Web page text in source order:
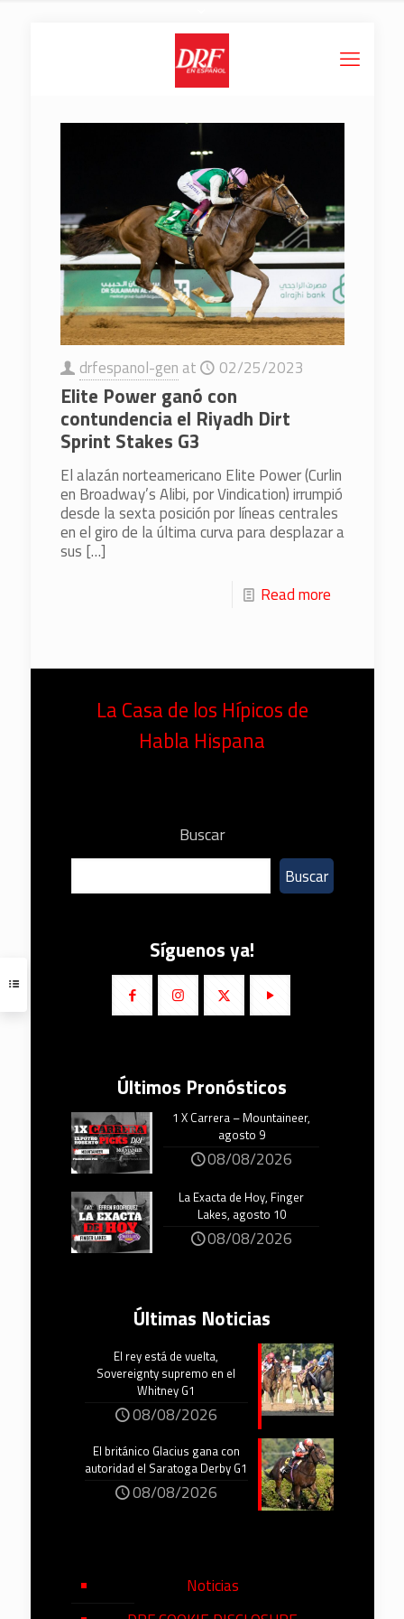
drfespanol-gen at 02/25/2023
Elite Power ganó con
contundencia el Riyadh Dirt
Sprint Stakes G3
El alazán norteamericano Elite Power (Curlin
en Broadway’s Alibi, por Vindication) irrumpió
desde la sexta posición por líneas centrales
en el giro de la última curva para desplazar a
sus […]
Read more
La Casa de los Hípicos de
Habla Hispana
Buscar
Buscar
Síguenos ya!
Últimos Pronósticos
1 X Carrera – Mountaineer,
agosto 9
08/08/2026
La Exacta de Hoy, Finger
Lakes, agosto 10
08/08/2026
Últimas Noticias
El rey está de vuelta,
Sovereignty supremo en el
Whitney G1
08/08/2026
El británico Glacius gana con
autoridad el Saratoga Derby G1
08/08/2026
Noticias